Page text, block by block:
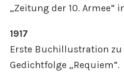
„Zeitung der 10. Armee“
1917
Erste Buchillustration zu
Gedichtfolge „Requiem“.